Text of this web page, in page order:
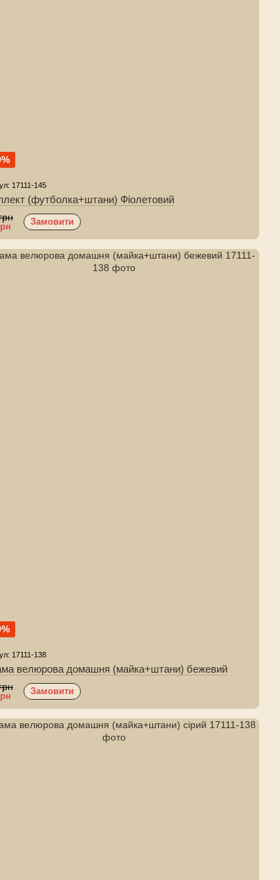
17111-145
(футболка+штани) Фіолетовий
Замовити
17111-138
велюрова домашня (майка+штани) бежевий
Замовити